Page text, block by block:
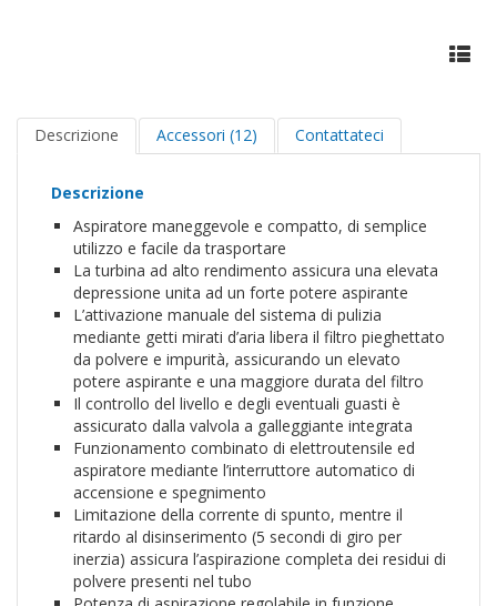
Descrizione Accessori (12) Contattateci
Descrizione
Aspiratore maneggevole e compatto, di semplice
utilizzo e facile da trasportare
La turbina ad alto rendimento assicura una elevata
depressione unita ad un forte potere aspirante
L’attivazione manuale del sistema di pulizia
mediante getti mirati d’aria libera il filtro pieghettato
da polvere e impurità, assicurando un elevato
potere aspirante e una maggiore durata del filtro
Il controllo del livello e degli eventuali guasti è
assicurato dalla valvola a galleggiante integrata
Funzionamento combinato di elettroutensile ed
aspiratore mediante l’interruttore automatico di
accensione e spegnimento
Limitazione della corrente di spunto, mentre il
ritardo al disinserimento (5 secondi di giro per
inerzia) assicura l’aspirazione completa dei residui di
polvere presenti nel tubo